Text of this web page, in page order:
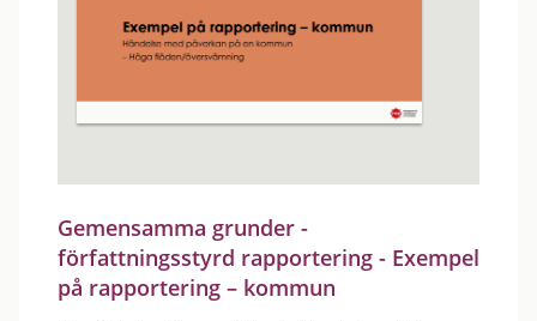
Gemensamma grunder -
författningsstyrd rapportering - Exempel
på rapportering – kommun